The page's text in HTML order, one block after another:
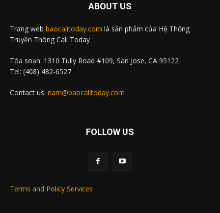
ABOUT US
Trang web baocalitoday.com là sản phẩm của Hệ Thống
Truyền Thông Cali Today
Tòa soạn: 1310 Tully Road #109, San Jose, CA 95122
Tel: (408) 482-6527
Contact us: nam@baocalitoday.com
FOLLOW US
Terms and Policy Services